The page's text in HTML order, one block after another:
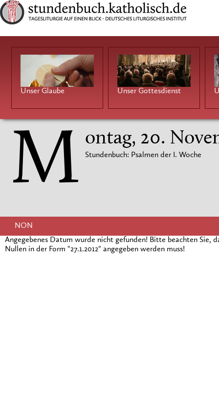
Unser Glaube Unser Gottesdienst
M ontag, 20.
Stundenbuch: Psalmen der I. Woche
NON
Angegebenes Datum wurde nicht gefunden! Bitte beachten Sie,
Nullen in der Form "27.1.2012" angegeben werden muss!